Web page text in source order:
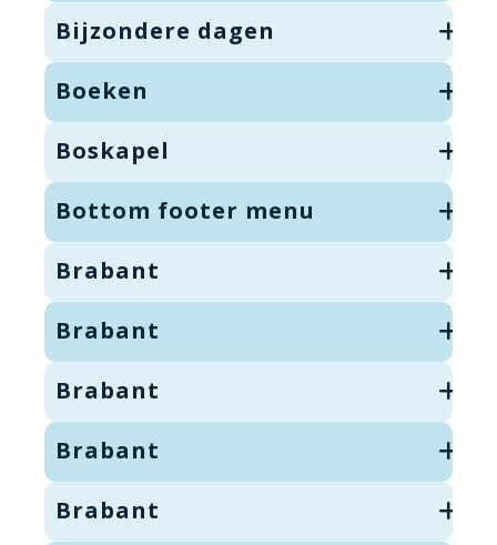
Bijzondere dagen
Boeken
Boskapel
Bottom footer menu
Brabant
Brabant
Brabant
Brabant
Brabant